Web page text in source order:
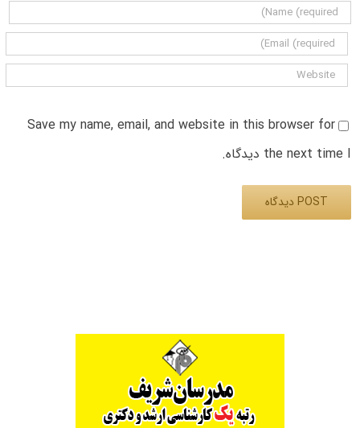
Save my name, email, and website in this browser for
the next time I دیدگاه.